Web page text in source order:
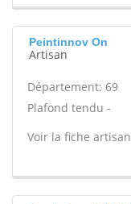
Peintinnov On
Artisan
Département: 69
Plafond tendu -
Voir la fiche